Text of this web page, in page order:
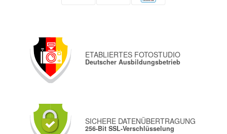
ETABLIERTES FOTOSTUDIO
Deutscher Ausbildungsbetrieb
SICHERE DATENÜBERTRAGUNG
256-Bit SSL-Verschlüsselung